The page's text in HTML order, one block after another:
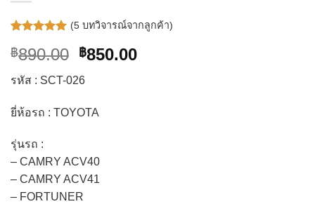
5.00จาก 5
บนการให้
คะแนน
(5บทวิจารณ์จากลูกค้า)
฿890.00 Original
was:
฿890.00.
฿850.00Current
รหัส : SCT-026
ยี่ห้อรถ : TOYOTA
รุ่นรถ :
– CAMRY ACV40
– CAMRY ACV41
– FORTUNER